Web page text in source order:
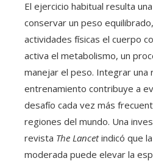
El ejercicio habitual resulta
conservar un peso
actividades físicas el cuerpo
activa el metabolismo, un
manejar el peso. Integrar una
entrenamiento contribuye a
desafío cada vez más
regiones del mundo. Una
revista The Lancetindicó que
moderada puede elevar la